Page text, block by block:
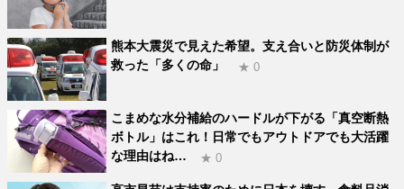
熊本大震災で見えた希望。支え合いと防災体制が
救った「多くの命」
★ 0
こまめな水分補給のハードルが下がる「真空断熱
ボトル」はこれ！日常でもアウトドアでも大活躍
な理由はね…
★ 0